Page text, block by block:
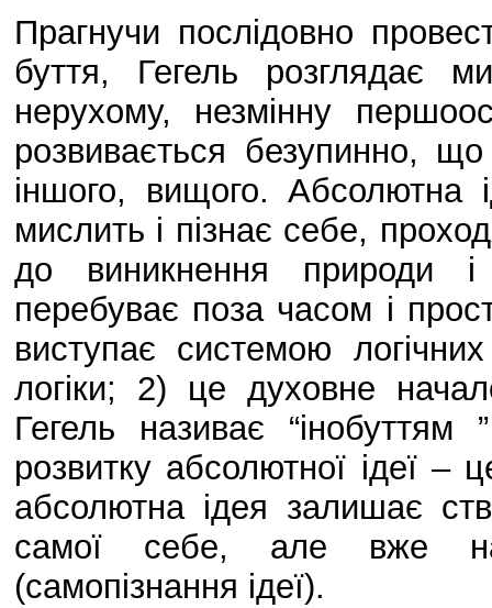
Прагнучи послідовно
буття, Гегель розглядає
нерухому, незмінну
розвивається безупинно,
іншого, вищого. Абсолютна
мислить і пізнає себе,
до виникнення природи
перебуває поза часом і
виступає системою
логіки; 2) це духовне
Гегель називає
розвитку абсолютної ідеї
абсолютна ідея залишає
самої себе, але вже на
(самопізнання ідеї).